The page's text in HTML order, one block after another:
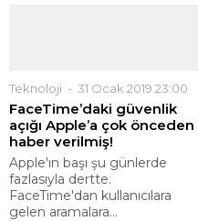
Teknoloji 31 Ocak 2019 23:00
FaceTime’daki güvenlik
açığı Apple’a çok önceden
haber verilmiş!
Apple'ın başı şu günlerde
fazlasıyla dertte.
FaceTime'dan kullanıcılara
gelen aramalara...